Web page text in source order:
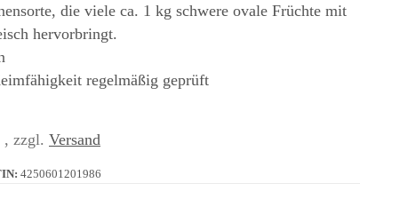
die viele ca. 1 kg schwere ovale Früchte mit
hervorbringt.
regelmäßig geprüft
zzgl. Versand
4250601201986